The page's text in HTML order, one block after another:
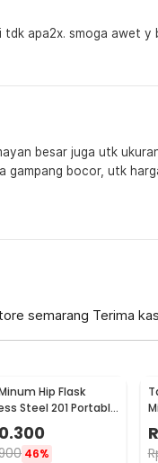
apa2x. smoga awet y
besar juga utk
gampang bocor, utk
semarang Terima
Hip Flask
Steel 201 Portable
Shape 150ml - B-5
46%